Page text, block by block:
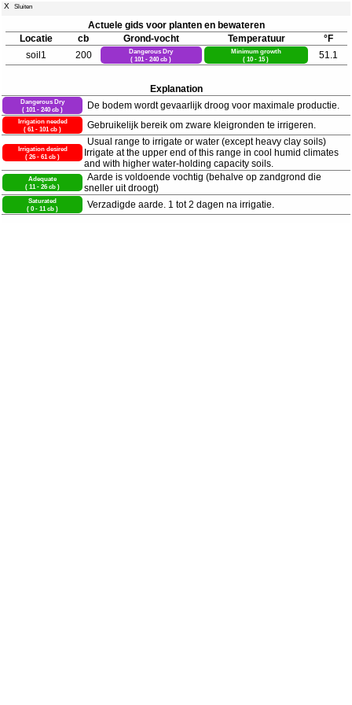
X Sluiten
Actuele gids voor planten en bewateren
Locatie
cb Grond-vocht Temperatuur
°F
soil1
200
Dangerous Dry
( 101 - 240 cb )
Minimum growth
( 10 - 15 )
51.1
Explanation
Dangerous Dry
( 101 - 240 cb )
De bodem wordt gevaarlijk droog voor maximale productie.
Irrigation needed
( 61 - 101 cb )
Gebruikelijk bereik om zware kleigronden te irrigeren.
Irrigation desired
( 26 - 61 cb )
Usual range to irrigate or water (except heavy clay soils)
Irrigate at the upper end of this range in cool humid climates
and with higher water-holding capacity soils.
Adequate
( 11 - 26 cb )
Aarde is voldoende vochtig (behalve op zandgrond die
sneller uit droogt)
Saturated
( 0 - 11 cb )
Verzadigde aarde. 1 tot 2 dagen na irrigatie.